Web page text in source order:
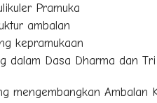
Pramuka
ambalan
kepramukaan
dalam Dasa Dharma dan Tri
mengembangkan Ambalan